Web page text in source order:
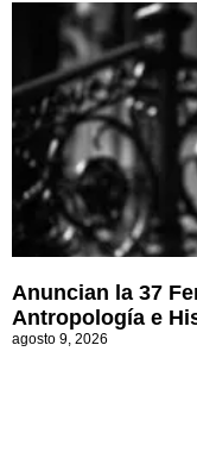
Anuncian la 37
Antropología e
agosto 9, 2026